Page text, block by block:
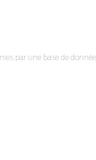
par une base de